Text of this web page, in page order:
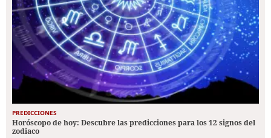
PREDICCIONES
Horóscopo de hoy: Descubre las predicciones para los 12 signos del
zodiaco